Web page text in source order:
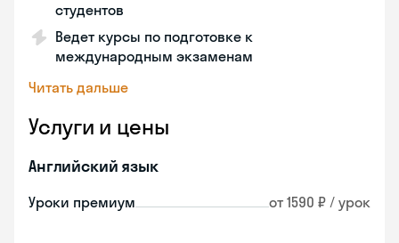
студентов
Ведет курсы по подготовке к
международным экзаменам
Читать дальше
Услуги и цены
Английский язык
Уроки премиум от 1590 ₽ / урок